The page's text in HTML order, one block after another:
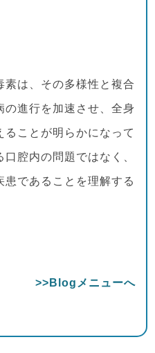
素は、その多様性と複合
の進行を加速させ、全身
ことが明らかになって
腔内の問題ではなく、
であることを理解する
>>Blogメニューへ